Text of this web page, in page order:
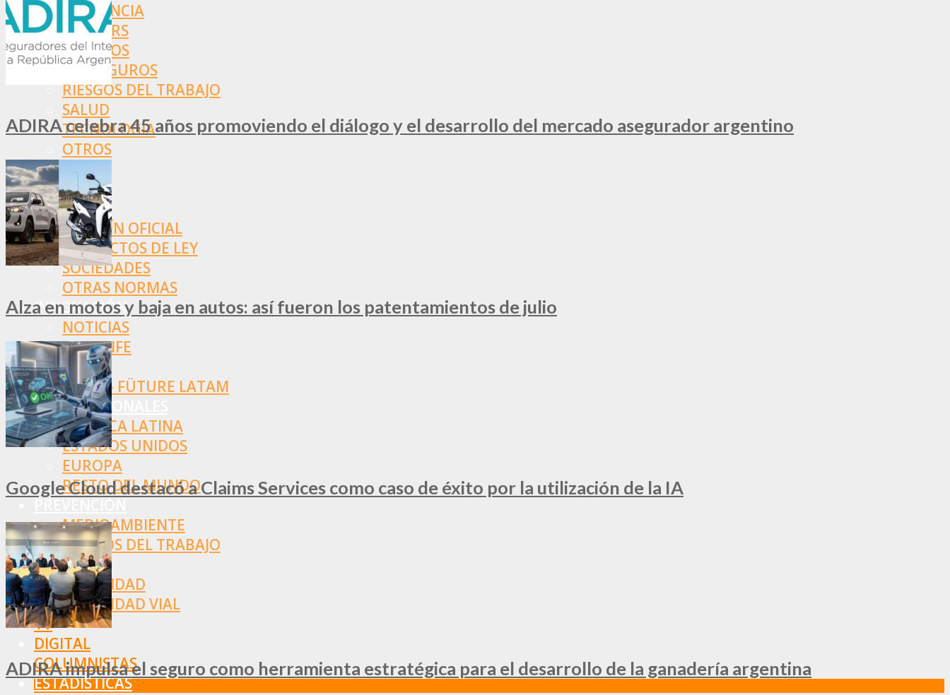
ASISTENCIA
BROKERS
SEGUROS
REASEGUROS
RIESGOS DEL TRABAJO
SALUD
TECNOLOGÍA
OTROS
NORMAS
SSN
SRT
BOLETÍN OFICIAL
PROYECTOS DE LEY
SOCIEDADES
OTRAS NORMAS
INNOVACIÓN
NOTICIAS
LA CONFE
ITC
INESE – FÜTURE LATAM
INTERNACIONALES
AMÉRICA LATINA
ESTADOS UNIDOS
EUROPA
RESTO DEL MUNDO
MEDIOAMBIENTE
RIESGOS DEL TRABAJO
SALUD
SEGURIDAD
SEGURIDAD VIAL
TV
DIGITAL
COLUMNISTAS
ESTADÍSTICAS
ADIRA celebra 45 años promoviendo el diálogo y el desarrollo del mercado asegurador argentino
Alza en motos y baja en autos: así fueron los patentamientos de julio
Google Cloud destacó a Claims Services como caso de éxito por la utilización de la IA
ADIRA impulsa el seguro como herramienta estratégica para el desarrollo de la ganadería argentina